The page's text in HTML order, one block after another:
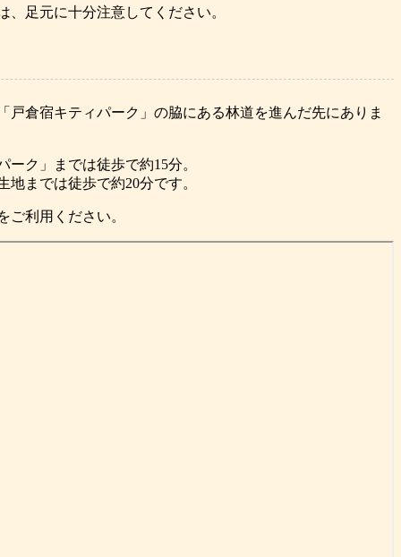
足元に十分注意してください。
戸倉宿キティパーク」の脇にある林道を進んだ先にありま
ク」までは徒歩で約15分。
までは徒歩で約20分です。
利用ください。